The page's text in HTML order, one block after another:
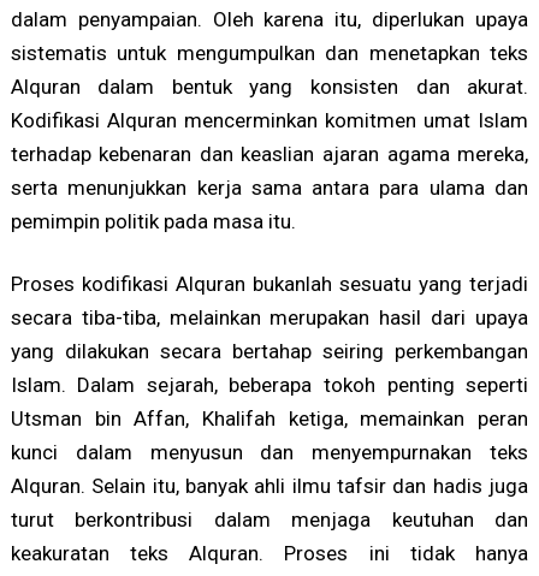
dalam penyampaian. Oleh karena itu, diperlukan upaya
sistematis untuk mengumpulkan dan menetapkan teks
Alquran dalam bentuk yang konsisten dan akurat.
Kodifikasi Alquran mencerminkan komitmen umat Islam
terhadap kebenaran dan keaslian ajaran agama mereka,
serta menunjukkan kerja sama antara para ulama dan
pemimpin politik pada masa itu.
Proses kodifikasi Alquran bukanlah sesuatu yang terjadi
secara tiba-tiba, melainkan merupakan hasil dari upaya
yang dilakukan secara bertahap seiring perkembangan
Islam. Dalam sejarah, beberapa tokoh penting seperti
Utsman bin Affan, Khalifah ketiga, memainkan peran
kunci dalam menyusun dan menyempurnakan teks
Alquran. Selain itu, banyak ahli ilmu tafsir dan hadis juga
turut berkontribusi dalam menjaga keutuhan dan
keakuratan teks Alquran. Proses ini tidak hanya